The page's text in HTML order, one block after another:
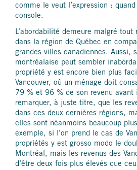
comme le veut l’expression :
console.
L’abordabilité demeure malgré tout
dans la région de Québec en
grandes villes canadiennes. Aussi,
montréalaise peut sembler
propriété y est encore bien plus
Vancouver, où un ménage doit
79 % et 96 % de son revenu avant
remarquer, à juste titre, que les
dans ces deux dernières régions,
elles sont néanmoins beaucoup
exemple, si l’on prend le cas de
propriétés y est grosso modo le
Montréal, mais les revenus des
d’être deux fois plus élevés que